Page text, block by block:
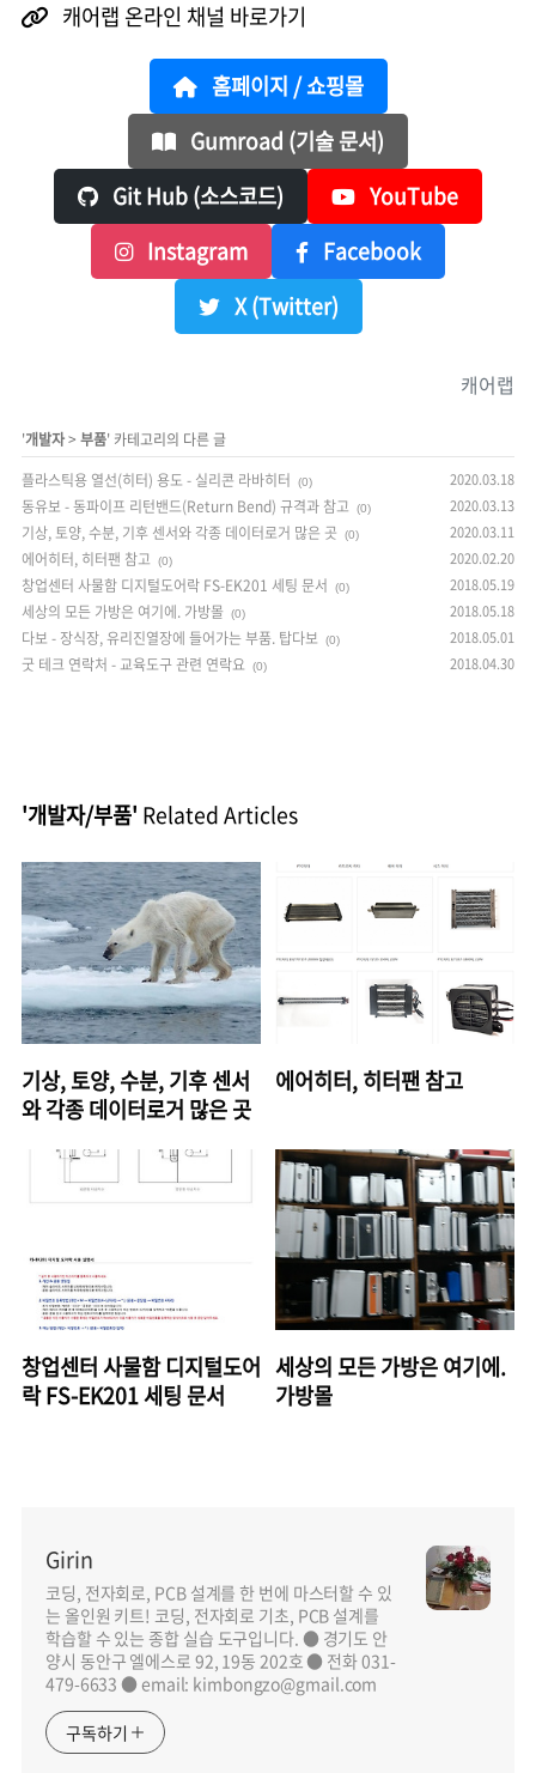
캐어랩 온라인 채널 바로가기
홈페이지 / 쇼핑몰
Gumroad (기술 문서)
Git Hub (소스코드)
YouTube
Instagram
Facebook
X (Twitter)
캐어랩
'개발자> 부품' 카테고리의 다른 글
플라스틱용 열선(히터) 용도 - 실리콘 라바히터
(0) 2020.03.18
동유보 - 동파이프 리턴밴드(Return Bend) 규격과 참고 (0) 2020.03.13
기상, 토양, 수분, 기후 센서와 각종 데이터로거 많은 곳 (0) 2020.03.11
에어히터, 히터팬 참고 (0) 2020.02.20
창업센터 사물함 디지털도어락 FS-EK201 세팅 문서 (0) 2018.05.19
세상의 모든 가방은 여기에. 가방몰 (0) 2018.05.18
다보 - 장식장, 유리진열장에 들어가는 부품. 탑다보 (0) 2018.05.01
굿 테크 연락처 - 교육도구 관련 연락요 (0) 2018.04.30
'개발자/부품' Related Articles
기상, 토양, 수분, 기후 센서
와 각종 데이터로거 많은 곳
에어히터, 히터팬 참고
창업센터 사물함 디지털도어
락 FS-EK201 세팅 문서
세상의 모든 가방은 여기에.
가방몰
Girin
코딩, 전자회로, PCB 설계를 한 번에 마스터할 수 있
는 올인원 키트! 코딩, 전자회로 기초, PCB 설계를
학습할 수 있는 종합 실습 도구입니다. ● 경기도 안
양시 동안구 엘에스로 92, 19동 202호 ● 전화 031-
479-6633 ● email: kimbongzo@gmail.com
구독하기